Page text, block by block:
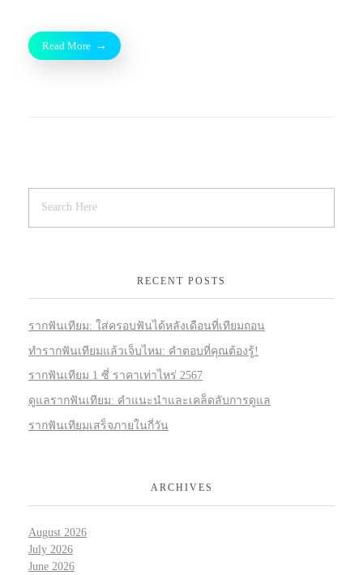
Read More
RECENT POSTS
รากฟันเทียม: ใส่ครอบฟันได้หลังเดือนที่เทียมถอน
ทำรากฟันเทียมแล้วเจ็บไหม: คำตอบที่คุณต้องรู้!
รากฟันเทียม 1 ซี่ ราคาเท่าไหร่ 2567
ดูแลรากฟันเทียม: คำแนะนำและเคล็ดลับการดูแล
รากฟันเทียมเสร็จภายในกี่วัน
ARCHIVES
August 2026
July 2026
June 2026